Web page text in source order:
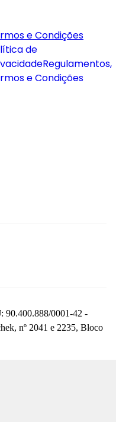
e Condições
de
Regulamentos,
e Condições
90.400.888/0001-42 -
nº 2041 e 2235, Bloco